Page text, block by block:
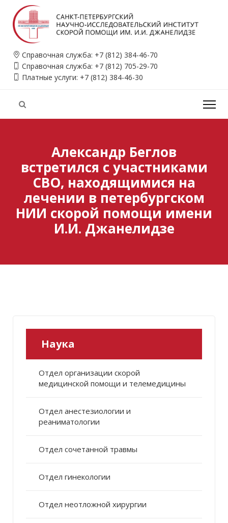
Справочная служба: +7 (812) 384-46-70
Справочная служба: +7 (812) 705-29-70
Платные услуги: +7 (812) 384-46-30
Александр Беглов
встретился с участниками
СВО, находящимися на
лечении в петербургском
НИИ скорой помощи имени
И.И. Джанелидзе
Наука
Отдел организации скорой
медицинской помощи и телемедицины
Отдел анестезиологии и
реаниматологии
Отдел сочетанной травмы
Отдел гинекологии
Отдел неотложной хирургии